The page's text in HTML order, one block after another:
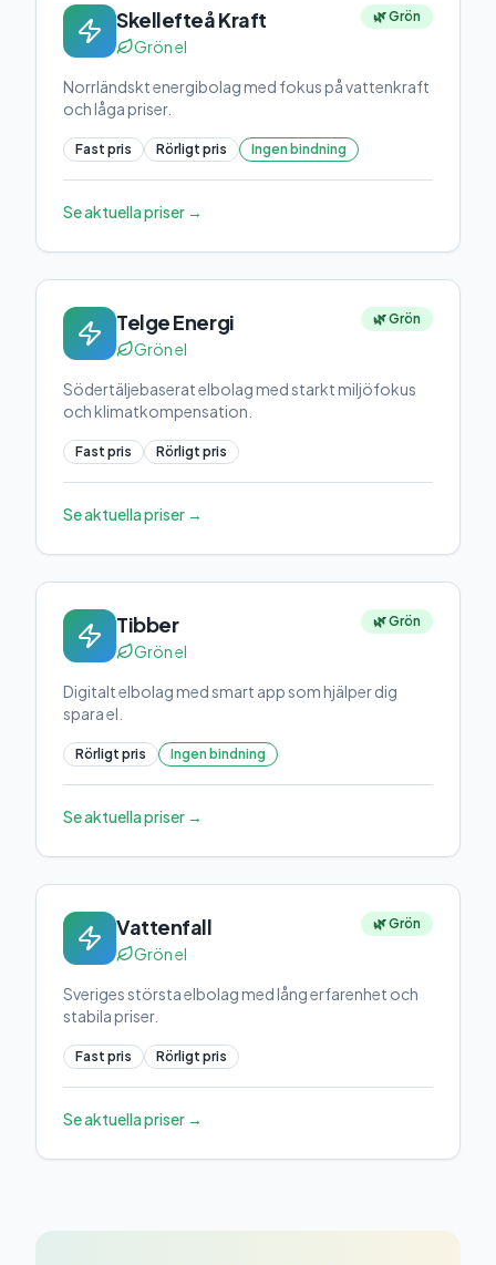
Skellefteå Kraft
Grön el
🌿 Grön
Norrländskt energibolag med fokus på vattenkraft
och låga priser.
Fast pris Rörligt pris Ingen bindning
Se aktuella priser →
Telge Energi
Grön el
🌿 Grön
Södertäljebaserat elbolag med starkt miljöfokus
och klimatkompensation.
Fast pris Rörligt pris
Se aktuella priser →
Tibber
Grön el
🌿 Grön
Digitalt elbolag med smart app som hjälper dig
spara el.
Rörligt pris Ingen bindning
Se aktuella priser →
Vattenfall
Grön el
🌿 Grön
Sveriges största elbolag med lång erfarenhet och
stabila priser.
Fast pris Rörligt pris
Se aktuella priser →